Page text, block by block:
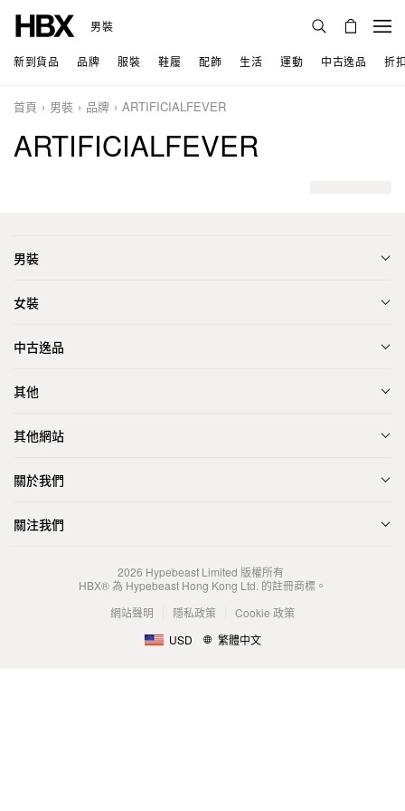
男裝
新到貨品 品牌 服裝 鞋履 配飾 生活 運動 中古逸品 折
首頁 男裝 品牌 ARTIFICIALFEVER
ARTIFICIALFEVER
男裝
女裝
中古逸品
其他
其他網站
關於我們
關注我們
2026 Hypebeast Limited 版權所有
HBX® 為 Hypebeast Hong Kong Ltd. 的註冊商標。
網站聲明
隱私政策
Cookie 政策
USD
繁體中文